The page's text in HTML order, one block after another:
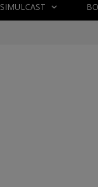
SIMULCAST